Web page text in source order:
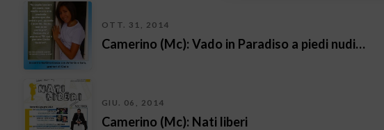
OTT. 31, 2014
Camerino (Mc): Vado in Paradiso a piedi nudi…
GIU. 06, 2014
Camerino (Mc): Nati liberi